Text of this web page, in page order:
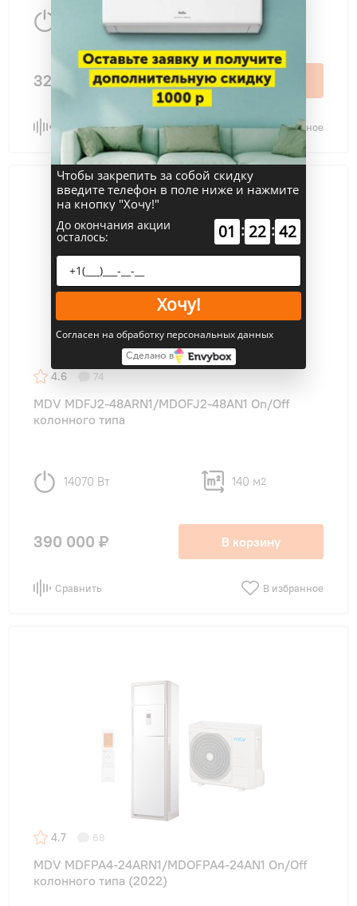
17150 Вт 170 м2
320 000 ₽ В корзину
Сравнить В избранное
4.6 74
MDV MDFJ2-48ARN1/MDOFJ2-48AN1 On/Off
колонного типа
14070 Вт 140 м2
390 000 ₽ В корзину
Сравнить В избранное
4.7 68
MDV MDFPA4-24ARN1/MDOFPA4-24AN1 On/Off
колонного типа (2022)
Чтобы закрепить за собой скидку
введите телефон в поле ниже и нажмите
на кнопку "Хочу!"
До окончания акции
осталось: 01 : 22 : 42
Хочу!
Согласен на обработку персональных данных
Сделано в